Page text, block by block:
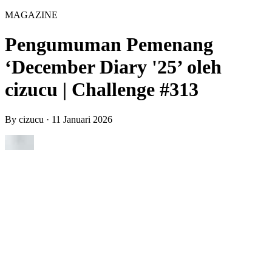
MAGAZINE
Pengumuman Pemenang
‘December Diary '25’ oleh
cizucu | Challenge #313
By cizucu · 11 Januari 2026